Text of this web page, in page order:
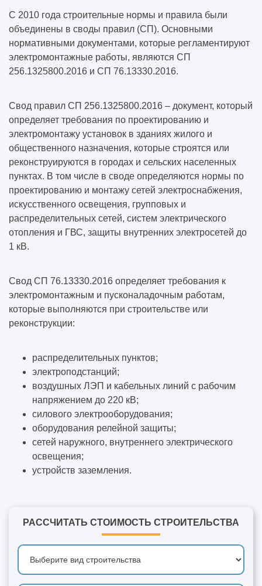
С 2010 года строительные нормы и правила были
объединены в своды правил (СП). Основными
нормативными документами, которые регламентируют
электромонтажные работы, являются СП
256.1325800.2016 и СП 76.13330.2016.
Свод правил СП 256.1325800.2016 – документ, который
определяет требования по проектированию и
электромонтажу установок в зданиях жилого и
общественного назначения, которые строятся или
реконструируются в городах и сельских населенных
пунктах. В том числе в своде определяются нормы по
проектированию и монтажу сетей электроснабжения,
искусственного освещения, групповых и
распределительных сетей, систем электрического
отопления и ГВС, защиты внутренних электросетей до
1 кВ.
Свод СП 76.13330.2016 определяет требования к
электромонтажным и пусконаладочным работам,
которые выполняются при строительстве или
реконструкции:
распределительных пунктов;
электроподстанций;
воздушных ЛЭП и кабельных линий с рабочим
напряжением до 220 кВ;
силового электрооборудования;
оборудования релейной защиты;
сетей наружного, внутреннего электрического
освещения;
устройств заземления.
РАССЧИТАТЬ СТОИМОСТЬ СТРОИТЕЛЬСТВА